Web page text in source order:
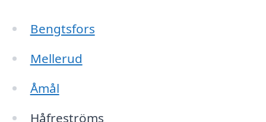
Bengtsfors
Mellerud
Åmål
Håfreströms